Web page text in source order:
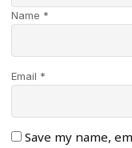
Name *
Email *
Save my name,